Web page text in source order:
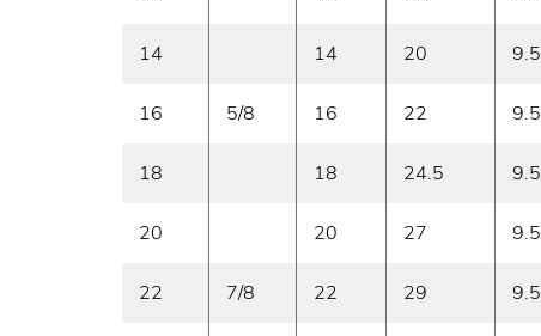
14 14 20 9.5
16 5/8 16 22 9.5
18 18 24.5 9.5
20 20 27 9.5
22 7/8 22 29 9.5